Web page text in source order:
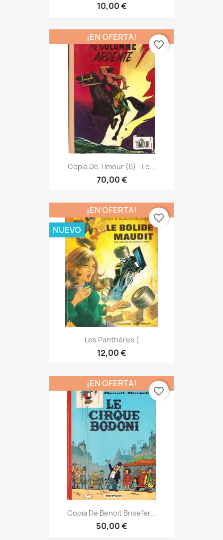
10,00 €
Copia De Timour (6) - Le...
70,00 €
¡EN OFERTA!
favorite_border
Les Panthères (
12,00 €
¡EN OFERTA!
NUEVO
favorite_border
Copia De Benoit Brisefer...
50,00 €
¡EN OFERTA!
favorite_border